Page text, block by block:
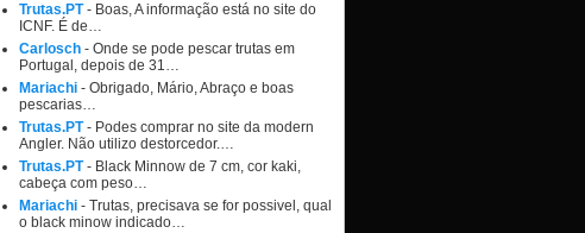
Trutas.PT- Boas, A informação está no site do
ICNF. É de…
Carlosch - Onde se pode pescar trutas em
Portugal, depois de 31…
Mariachi - Obrigado, Mário, Abraço e boas
pescarias…
Trutas.PT- Podes comprar no site da modern
Angler. Não utilizo destorcedor.…
Trutas.PT- Black Minnow de 7 cm, cor kaki,
cabeça com peso…
Mariachi - Trutas, precisava se for possivel, qual
o black minow indicado…